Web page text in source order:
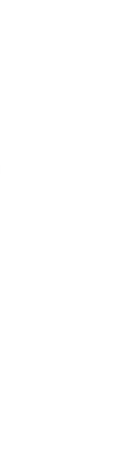
智慧社区大
脑上线
归智慧城市
省内江市高
带一路”中国
市优秀项目